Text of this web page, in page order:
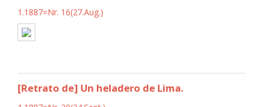
1.1887=Nr. 16(27.Aug.)
[Retrato de] Un heladero de Lima.